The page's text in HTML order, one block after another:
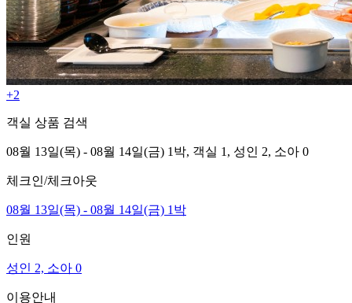
+2
객실 상품 검색
08월 13일(목) - 08월 14일(금) 1박, 객실 1, 성인 2, 소아 0
체크인/체크아웃
08월 13일(목) - 08월 14일(금) 1박
인원
성인 2, 소아 0
이용안내